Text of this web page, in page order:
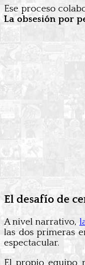
Ese proceso
La obsesión por
El desafío de
A nivel narrativo,
las dos primeras
espectacular.
El propio equipo